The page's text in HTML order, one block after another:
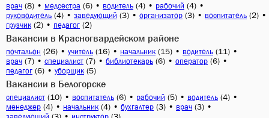
врач (8) • медсестра (6) • водитель (4) • рабочий (4) •
руководитель (4) • заведующий (3) • организатор (3) • воспитатель (2) •
грузчик (2) • педагог (2)
Вакансии в Красногвардейском районе
почтальон (26) • учитель (16) • начальник (15) • водитель (11) •
врач (7) • специалист (7) • библиотекарь (6) • оператор (6) •
педагог (6) • уборщик (5)
Вакансии в Белогорске
специалист (10) • воспитатель (6) • рабочий (5) • водитель (4) •
менеджер (4) • начальник (4) • бухгалтер (3) • врач (3) •